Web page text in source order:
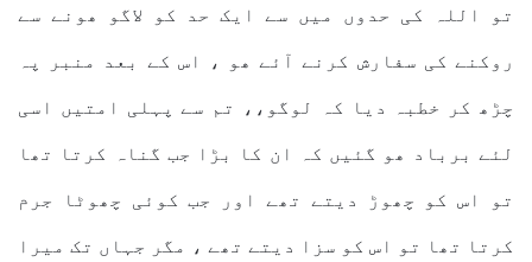
تو اللہ کی حدوں میں سے ایک حد کو لاگو ھونے سے
روکنے کی سفارش کرنے آئے ھو ، اس کے بعد منبر پہ
چڑھ کر خطبہ دیا کہ لوگو،، تم سے پہلی امتیں اسی
لئے برباد ھو گئیں کہ ان کا بڑا جب گناہ کرتا تھا
تو اس کو چھوڑ دیتے تھے اور جب کوئی چھوٹا جرم
کرتا تھا تو اس کو سزا دیتے تھے ، مگر جہاں تک میرا